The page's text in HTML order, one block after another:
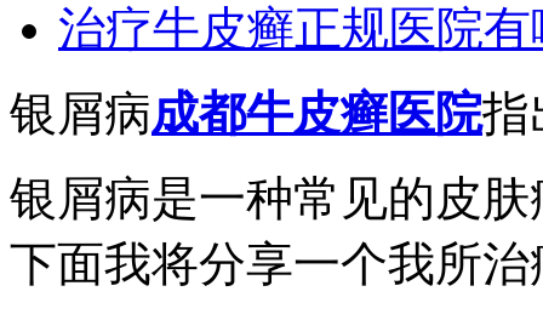
治疗牛皮癣正规医院有
银屑病成都牛皮癣医院指
银屑病是一种常见的皮
下面我将分享一个我所